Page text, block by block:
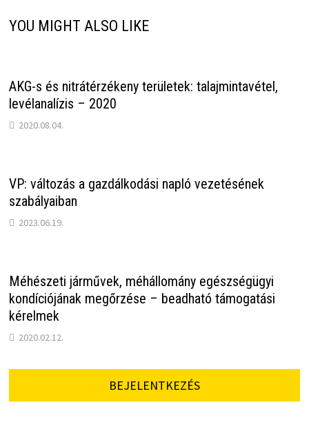
YOU MIGHT ALSO LIKE
AKG-s és nitrátérzékeny területek: talajmintavétel,
levélanalízis – 2020
2020.08.04.
VP: változás a gazdálkodási napló vezetésének
szabályaiban
2023.06.19.
Méhészeti járművek, méhállomány egészségügyi
kondíciójának megőrzése – beadható támogatási
kérelmek
2020.02.12.
BEJELENTKEZÉS